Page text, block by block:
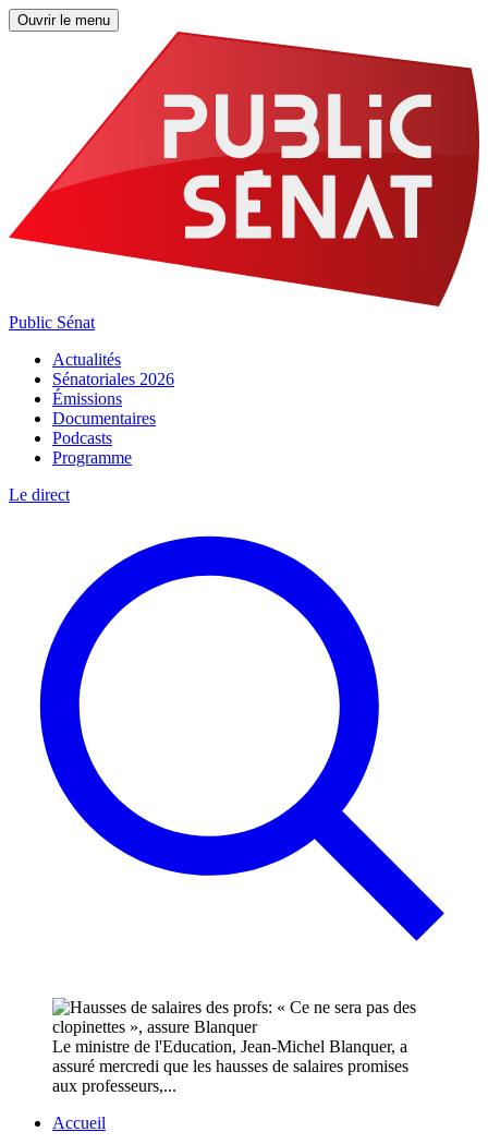
Ouvrir le menu
Public Sénat
Actualités
Sénatoriales 2026
Émissions
Documentaires
Podcasts
Programme
Le direct
Le ministre de l'Education, Jean-Michel Blanquer, a
assuré mercredi que les hausses de salaires promises
aux professeurs,...
Accueil